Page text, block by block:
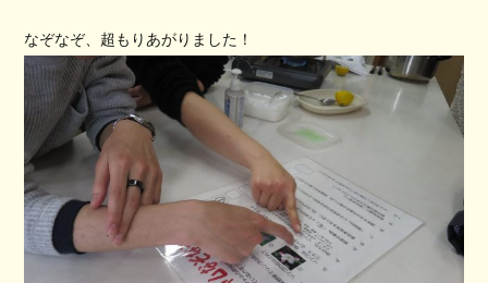
なぞなぞ、超もりあがりました！